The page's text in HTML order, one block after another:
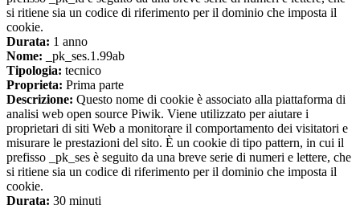
si ritiene sia un codice di riferimento per il dominio che imposta il
cookie.
Durata: 1 anno
Nome: _pk_ses.1.99ab
Tipologia: tecnico
Proprieta: Prima parte
Descrizione: Questo nome di cookie è associato alla piattaforma di
analisi web open source Piwik. Viene utilizzato per aiutare i
proprietari di siti Web a monitorare il comportamento dei visitatori e
misurare le prestazioni del sito. È un cookie di tipo pattern, in cui il
prefisso _pk_ses è seguito da una breve serie di numeri e lettere, che
si ritiene sia un codice di riferimento per il dominio che imposta il
cookie.
Durata: 30 minuti